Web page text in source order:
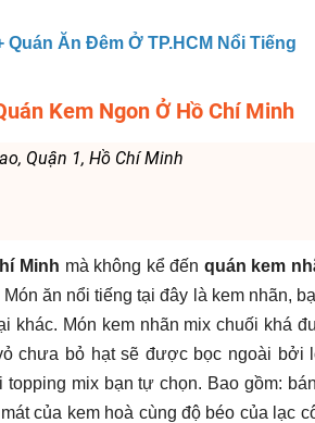
Quán Ăn Đêm Ở TP.HCM Nổi Tiếng
Kem Ngon Ở Hồ Chí Minh
Quận 1, Hồ Chí Minh
Minh mà không kể đến quán kem
ăn nổi tiếng tại đây là kem nhãn,
khác. Món kem nhãn mix chuối khá
chưa bỏ hạt sẽ được bọc ngoài bởi
mix bạn tự chọn. Bao gồm:
của kem hoà cùng độ béo của lạc